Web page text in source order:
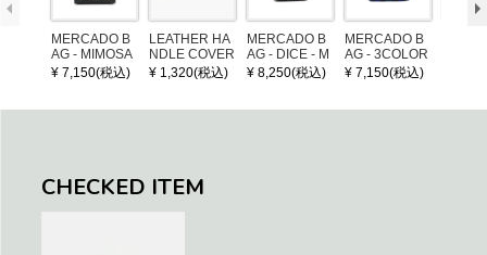
MERCADO B
AG - MIMOSA
- Black / Crea
¥ 7,150(税込)
LEATHER HA
NDLE COVER
¥ 1,320(税込)
MERCADO B
AG - DICE - M
OSAIC - Black
¥ 8,250(税込)
MERCADO B
AG - 3COLOR
S CHECK - Bl
¥ 7,150(税込)
CHECKED ITEM